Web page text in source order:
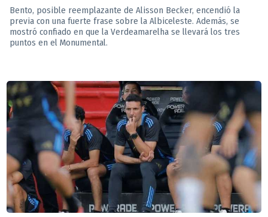
Bento, posible reemplazante de Alisson Becker, encendió la
previa con una fuerte frase sobre la Albiceleste. Además, se
mostró confiado en que la Verdeamarelha se llevará los tres
puntos en el Monumental.